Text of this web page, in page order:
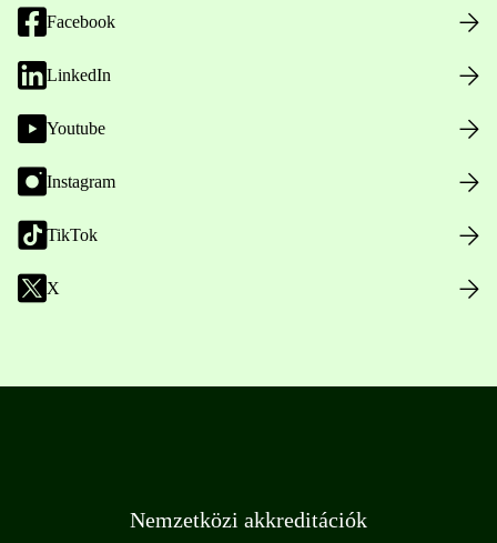
Facebook
LinkedIn
Youtube
Instagram
TikTok
X
Nemzetközi akkreditációk